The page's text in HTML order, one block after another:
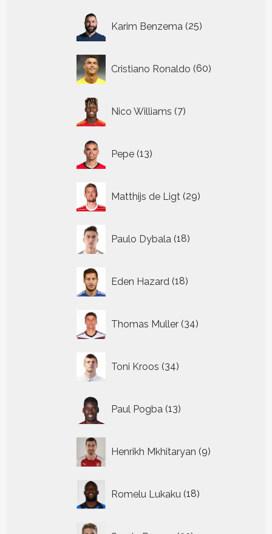
Karim Benzema 25
producten
Cristiano Ronaldo 60
producten
Nico Williams 7
producten
Pepe 13
producten
Matthijs de Ligt 29
producten
Paulo Dybala 18
producten
Eden Hazard 18
producten
Thomas Muller 34
producten
Toni Kroos 34
producten
Paul Pogba 13
producten
Henrikh Mkhitaryan 9
producten
Romelu Lukaku 18
producten